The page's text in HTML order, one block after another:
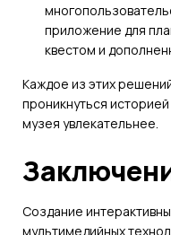
приложение для
квестом и
Каждое из этих
проникнуться
музея увлекательнее.
Создание
мультимедийных